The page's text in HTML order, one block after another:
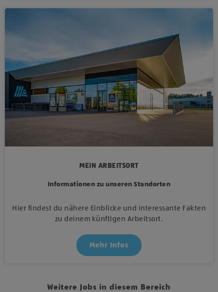
MEIN ARBEITSORT
Informationen zu unseren Standorten
Hier findest du nähere Einblicke und interessante Fakten
zu deinem künftigen Arbeitsort.
Mehr Infos
Weitere Jobs in diesem Bereich